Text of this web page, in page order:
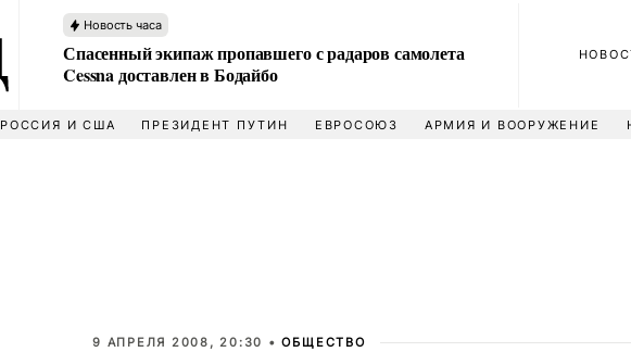
Новость часа
Спасенный экипаж пропавшего с радаров самолета
Cessna доставлен в Бодайбо
РОССИЯ И США ПРЕЗИДЕНТ ПУТИН ЕВРОСОЮЗ АРМИЯ И ВООРУЖЕНИЕ
9 АПРЕЛЯ 2008, 20:30 •ОБЩЕСТВО